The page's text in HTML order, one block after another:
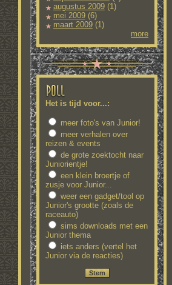
augustus 2009(1)
mei 2009(6)
maart 2009(1)
more
Het is tijd voor...:
meer foto's van Junior!
meer verhalen over
reizen & events
de grote zoektocht naar
Juniorientje!
een klein broertje of
zusje voor Junior...
weer een gadget/tool op
Junior's grootte (zoals de
raceauto)
sims downloads met een
Junior thema
iets anders (vertel het
Junior via de reacties)